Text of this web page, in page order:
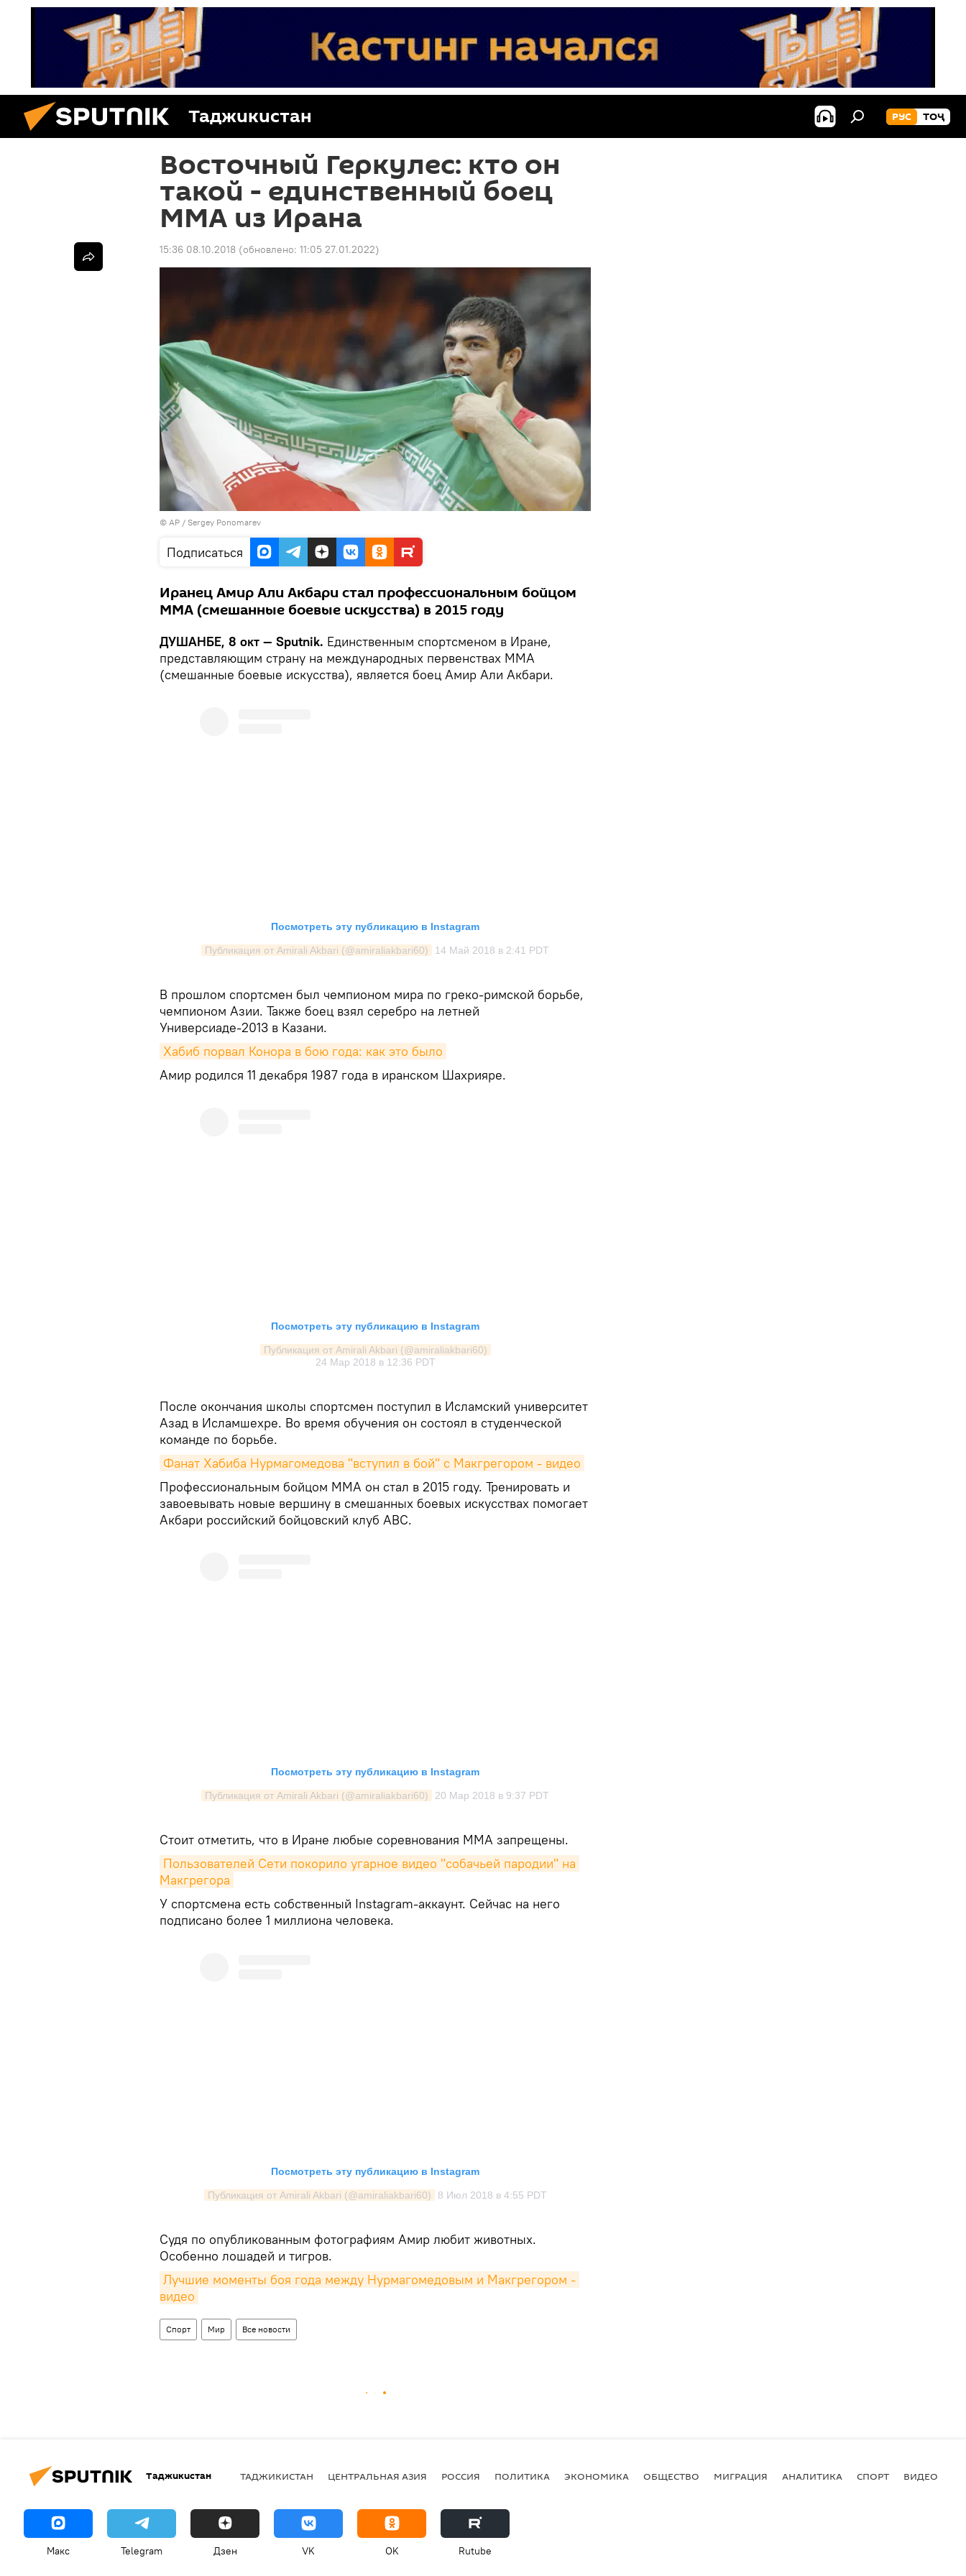
Таджикистан РУС ТОҶ
Восточный Геркулес: кто он
такой - единственный боец
ММА из Ирана
15:36 08.10.2018 (обновлено: 11:05 27.01.2022)
© AP / Sergey Ponomarev
Подписаться
Иранец Амир Али Акбари стал профессиональным бойцом
ММА (смешанные боевые искусства) в 2015 году
ДУШАНБЕ, 8 окт — Sputnik. Единственным спортсменом в Иране,
представляющим страну на международных первенствах MMA
(смешанные боевые искусства), является боец Амир Али Акбари.
Посмотреть эту публикацию в Instagram
Публикация от Amirali Akbari (@amiraliakbari60) 14 Май 2018 в 2:41 PDT
В прошлом спортсмен был чемпионом мира по греко-римской борьбе,
чемпионом Азии. Также боец взял серебро на летней
Универсиаде-2013 в Казани.
Хабиб порвал Конора в бою года: как это было
Амир родился 11 декабря 1987 года в иранском Шахрияре.
Посмотреть эту публикацию в Instagram
Публикация от Amirali Akbari (@amiraliakbari60)
24 Мар 2018 в 12:36 PDT
После окончания школы спортсмен поступил в Исламский университет
Азад в Исламшехре. Во время обучения он состоял в студенческой
команде по борьбе.
Фанат Хабиба Нурмагомедова "вступил в бой" с Макгрегором - видео
Профессиональным бойцом ММА он стал в 2015 году. Тренировать и
завоевывать новые вершину в смешанных боевых искусствах помогает
Акбари российский бойцовский клуб АВС.
Посмотреть эту публикацию в Instagram
Публикация от Amirali Akbari (@amiraliakbari60) 20 Мар 2018 в 9:37 PDT
Стоит отметить, что в Иране любые соревнования ММА запрещены.
Пользователей Сети покорило угарное видео "собачьей пародии" на
Макгрегора
У спортсмена есть собственный Instagram-аккаунт. Сейчас на него
подписано более 1 миллиона человека.
Посмотреть эту публикацию в Instagram
Публикация от Amirali Akbari (@amiraliakbari60) 8 Июл 2018 в 4:55 PDT
Судя по опубликованным фотографиям Амир любит животных.
Особенно лошадей и тигров.
Лучшие моменты боя года между Нурмагомедовым и Макгрегором -
видео
Спорт Мир Все новости
Таджикистан ТАДЖИКИСТАН ЦЕНТРАЛЬНАЯ АЗИЯ РОССИЯ ПОЛИТИКА ЭКОНОМИКА ОБЩЕСТВО МИГРАЦИЯ АНАЛИТИКА СПОРТ ВИДЕО
Макс Telegram Дзен VK OK Rutube